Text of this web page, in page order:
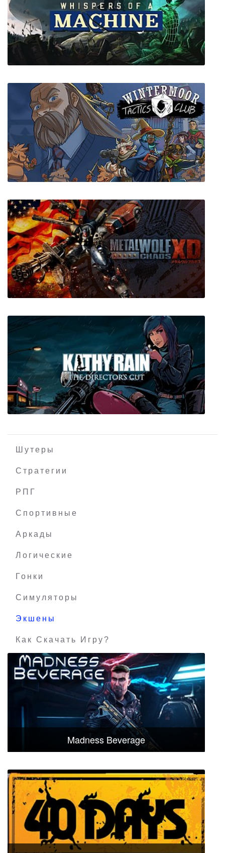
Layers of Fear VR
Whispers of a Machine
Wintermoor Tactics Club
Metal Wolf Chaos XD
Шутеры
Стратегии
РПГ
Спортивные
Аркады
Логические
Гонки
Симуляторы
Экшены
Как Скачать Игру?
Madness Beverage